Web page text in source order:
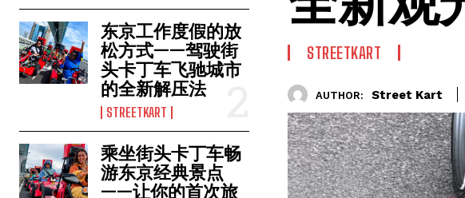
东京工作度假的放
松方式——驾驶街
头卡丁车飞驰城市
的全新解压法
STREETKART
乘坐街头卡丁车畅
游东京经典景点
——让你的首次旅
STREETKART
AUTHOR: Street Kart